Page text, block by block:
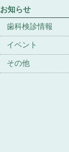
お知らせ
歯科検診情報
イベント
その他